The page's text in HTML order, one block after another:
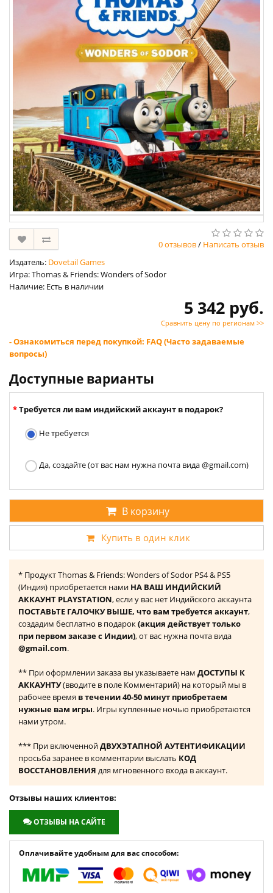
0 отзывов/ Написать отзыв
Издатель: Dovetail Games
Игра: Thomas & Friends: Wonders of Sodor
Наличие: Есть в наличии
5 342 руб.
Сравнить цену по регионам >>
- Ознакомиться перед покупкой: FAQ (Часто задаваемые
вопросы)
Доступные варианты
Требуется ли вам индийский аккаунт в подарок?
Не требуется
Да, создайте (от вас нам нужна почта вида @gmail.com)
В корзину
Купить в один клик
* Продукт Thomas & Friends: Wonders of Sodor PS4 & PS5
(Индия) приобретается нами НА ВАШ ИНДИЙСКИЙ
АККАУНТ PLAYSTATION, если у вас нет Индийского аккаунта
ПОСТАВЬТЕ ГАЛОЧКУ ВЫШЕ, что вам требуется аккаунт,
создадим бесплатно в подарок(акция действует только
при первом заказе с Индии), от вас нужна почта вида
@gmail.com.
** При оформлении заказа вы указываете нам ДОСТУПЫ К
АККАУНТУ(вводите в поле Комментарий) на который мы в
рабочее время в течении 40-50 минут приобретаем
нужные вам игры. Игры купленные ночью приобретаются
нами утром.
*** При включеннойДВУХЭТАПНОЙ АУТЕНТИФИКАЦИИ
просьба заранее в комментарии выслать КОД
ВОССТАНОВЛЕНИЯ для мгновенного входа в аккаунт.
Отзывы наших клиентов:
ОТЗЫВЫ НА САЙТЕ
Оплачивайте удобным для вас способом: